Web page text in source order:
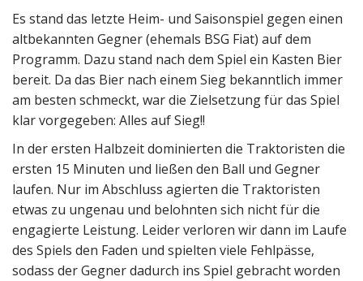
Es stand das letzte Heim- und Saisonspiel gegen einen
altbekannten Gegner (ehemals BSG Fiat) auf dem
Programm. Dazu stand nach dem Spiel ein Kasten Bier
bereit. Da das Bier nach einem Sieg bekanntlich immer
am besten schmeckt, war die Zielsetzung für das Spiel
klar vorgegeben: Alles auf Sieg!!
In der ersten Halbzeit dominierten die Traktoristen die
ersten 15 Minuten und ließen den Ball und Gegner
laufen. Nur im Abschluss agierten die Traktoristen
etwas zu ungenau und belohnten sich nicht für die
engagierte Leistung. Leider verloren wir dann im Laufe
des Spiels den Faden und spielten viele Fehlpässe,
sodass der Gegner dadurch ins Spiel gebracht worden